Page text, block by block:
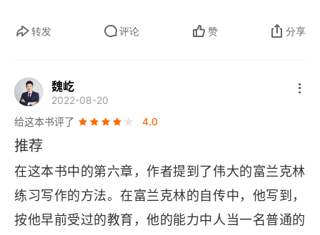
转发 评论 赞 分享
魏屹
2022-08-20
给这本书评了
4.0
推荐
在这本书中的第六章，作者提到了伟大的富兰克林
练习写作的方法。在富兰克林的自传中，他写到，
按他早前受过的教育，他的能力中人当一名普通的